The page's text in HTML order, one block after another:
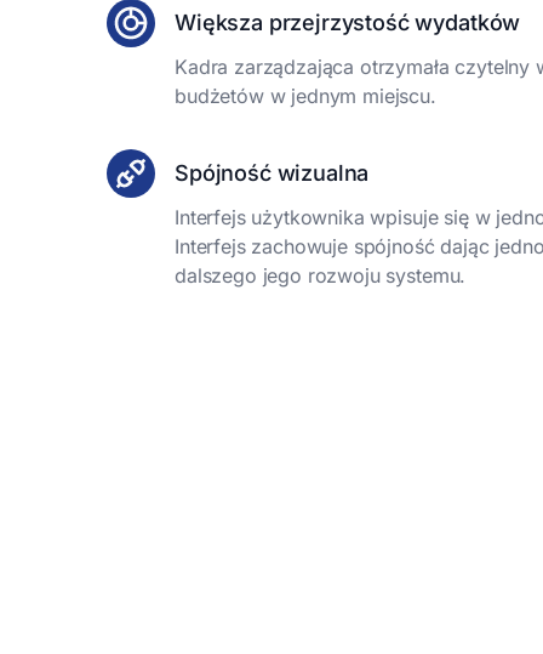
Większa przejrzystość wydatków
Kadra zarządzająca otrzymała
budżetów w jednym miejscu.
Spójność wizualna
Interfejs użytkownika wpisuje się w
Interfejs zachowuje spójność dając
dalszego jego rozwoju systemu.